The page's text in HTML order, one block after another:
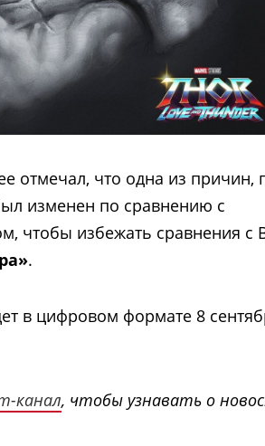
отмечал, что одна из причин,
изменен по сравнению с
чтобы избежать сравнения с
.
в цифровом формате 8
канал, чтобы узнавать о